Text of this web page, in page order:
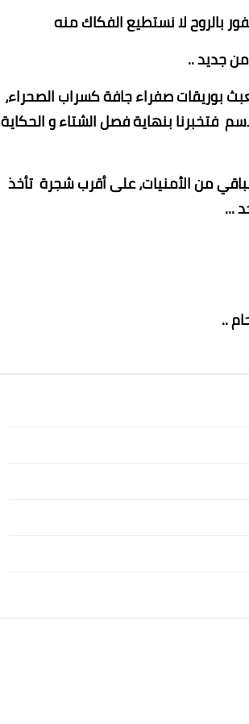
بالروح لا نستطيع الفكاك منه
جديد ..
بوريقات صفراء جافة كسراب الصحراء،
فتخبرنا بنهاية فصل الشتاء و الحكاية
من الأمنيات، على أقرب شجرة تأخذ
...
..